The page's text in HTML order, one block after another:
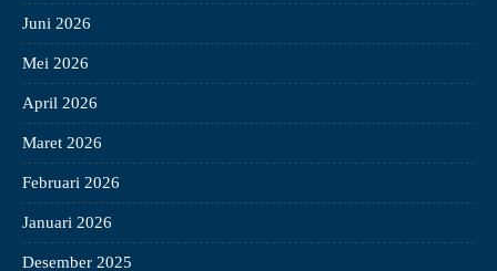
Juni 2026
Mei 2026
April 2026
Maret 2026
Februari 2026
Januari 2026
Desember 2025